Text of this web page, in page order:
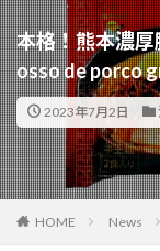
本格！熊本濃
osso de porco
2023年7月2日
HOME News